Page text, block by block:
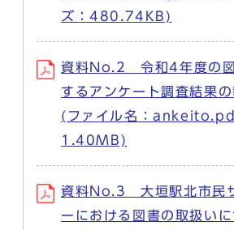
ズ：480.74KB)
資料No.2 令和4年度の図
するアンケート調査結果
(ファイル名：
1.40MB)
資料No.3 大垣駅北市民
ーにおける図書の取扱い